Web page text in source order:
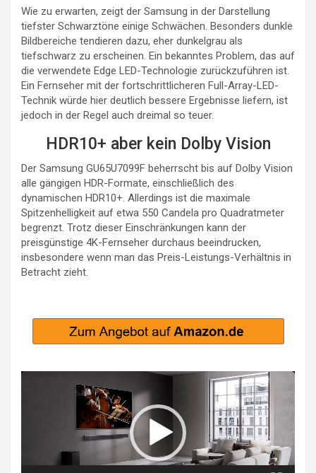
Wie zu erwarten, zeigt der Samsung in der Darstellung
tiefster Schwarztöne einige Schwächen. Besonders dunkle
Bildbereiche tendieren dazu, eher dunkelgrau als
tiefschwarz zu erscheinen. Ein bekanntes Problem, das auf
die verwendete Edge LED-Technologie zurückzuführen ist.
Ein Fernseher mit der fortschrittlicheren Full-Array-LED-
Technik würde hier deutlich bessere Ergebnisse liefern, ist
jedoch in der Regel auch dreimal so teuer.
HDR10+ aber kein Dolby Vision
Der Samsung GU65U7099F beherrscht bis auf Dolby Vision
alle gängigen HDR-Formate, einschließlich des
dynamischen HDR10+. Allerdings ist die maximale
Spitzenhelligkeit auf etwa 550 Candela pro Quadratmeter
begrenzt. Trotz dieser Einschränkungen kann der
preisgünstige 4K-Fernseher durchaus beeindrucken,
insbesondere wenn man das Preis-Leistungs-Verhältnis in
Betracht zieht.